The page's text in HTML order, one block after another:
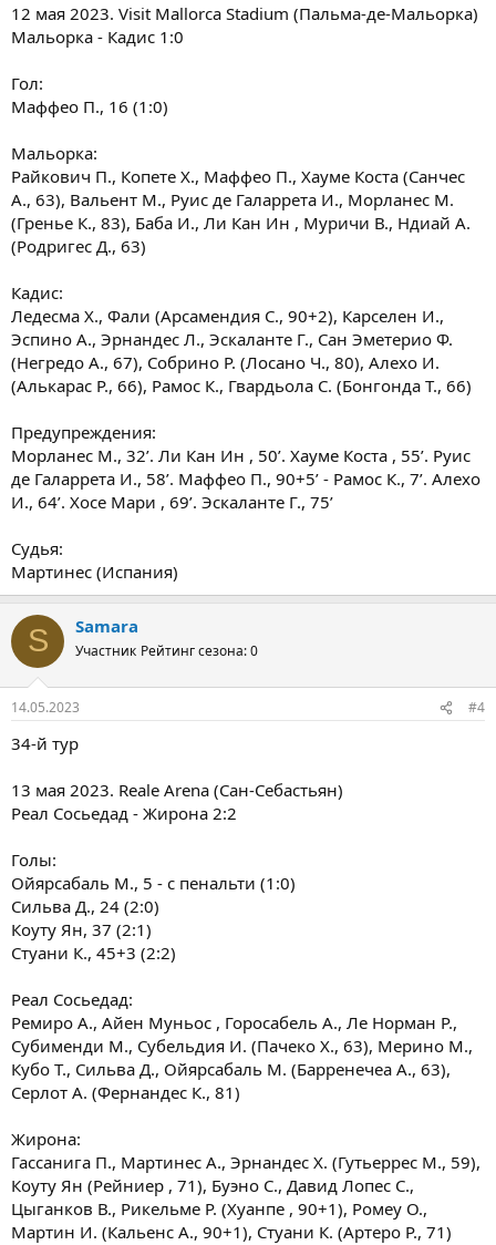
12 мая 2023. Visit Mallorca Stadium (Пальма-де-Мальорка)
Мальорка - Кадис 1:0
Гол:
Маффео П., 16 (1:0)
Мальорка:
Райкович П., Копете Х., Маффео П., Хауме Коста (Санчес
А., 63), Вальент М., Руис де Галаррета И., Морланес М.
(Гренье К., 83), Баба И., Ли Кан Ин , Муричи В., Ндиай А.
(Родригес Д., 63)
Кадис:
Ледесма Х., Фали (Арсамендия С., 90+2), Карселeн И.,
Эспино А., Эрнандес Л., Эскаланте Г., Сан Эметерио Ф.
(Негредо А., 67), Собрино Р. (Лосано Ч., 80), Алехо И.
(Алькарас Р., 66), Рамос К., Гвардьола С. (Бонгонда Т., 66)
Предупреждения:
Морланес М., 32’. Ли Кан Ин , 50’. Хауме Коста , 55’. Руис
де Галаррета И., 58’. Маффео П., 90+5’ - Рамос К., 7’. Алехо
И., 64’. Хосе Мари , 69’. Эскаланте Г., 75’
Судья:
Мартинес (Испания)
S Samara
Участник Рейтинг сезона: 0
14.05.2023 #4
34-й тур
13 мая 2023. Reale Arena (Сан-Себастьян)
Реал Сосьедад - Жирона 2:2
Голы:
Ойярсабаль М., 5 - с пенальти (1:0)
Сильва Д., 24 (2:0)
Коуту Ян, 37 (2:1)
Стуани К., 45+3 (2:2)
Реал Сосьедад:
Ремиро А., Айен Муньос , Горосабель А., Ле Норман Р.,
Субименди М., Субельдия И. (Пачеко Х., 63), Мерино М.,
Кубо Т., Сильва Д., Ойярсабаль М. (Барренечеа А., 63),
Серлот А. (Фернандес К., 81)
Жирона:
Гассанига П., Мартинес А., Эрнандес Х. (Гутьеррес М., 59),
Коуту Ян (Рейниер , 71), Буэно С., Давид Лопес С.,
Цыганков В., Рикельме Р. (Хуанпе , 90+1), Ромеу О.,
Мартин И. (Кальенс А., 90+1), Стуани К. (Артеро Р., 71)